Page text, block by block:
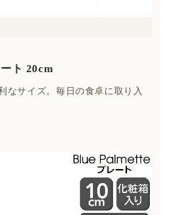
ト 20cm
なサイズ。毎日の食卓に取り入